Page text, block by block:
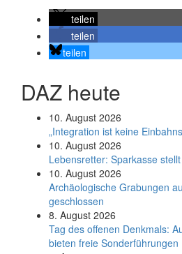
teilen
teilen
teilen
DAZ heute
10. August 2026
„Integration ist keine
10. August 2026
Le­bens­ret­ter: Spar­kas­se
10. August 2026
Ar­chäo­lo­gi­sche Gra­bun­gen
ge­schlos­sen
8. August 2026
Tag des offenen Denkmals:
bieten freie Sonderführungen